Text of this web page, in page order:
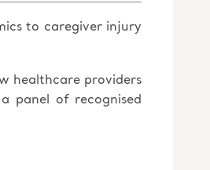
to caregiver injury
healthcare providers
panel of recognised